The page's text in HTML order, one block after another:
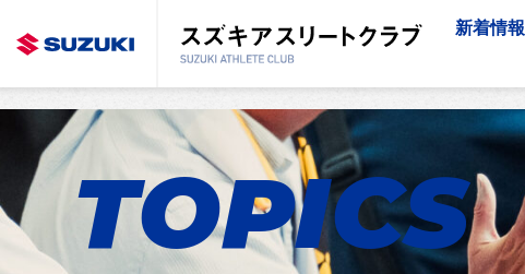
新着情報
TOPICS